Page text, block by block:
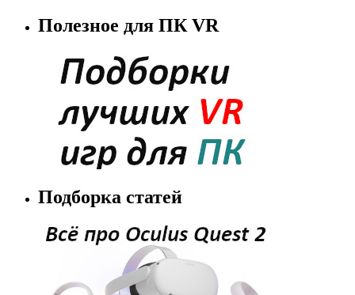
Полезное для ПК VR
Подборка статей